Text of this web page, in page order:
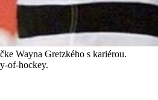
Wayna Gretzkého s kariérou.
of-hockey.